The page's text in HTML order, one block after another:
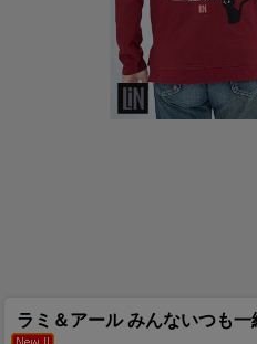
ラミ＆アール みんないつも